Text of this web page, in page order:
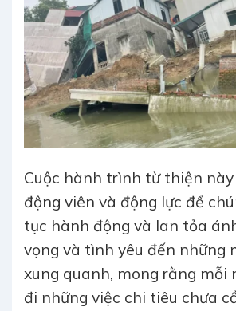
Cuộc hành trình từ thiện
động viên và động lực để
tục hành động và lan tỏa
vọng và tình yêu đến những
xung quanh, mong rằng mỗi
đi những việc chi tiêu chưa